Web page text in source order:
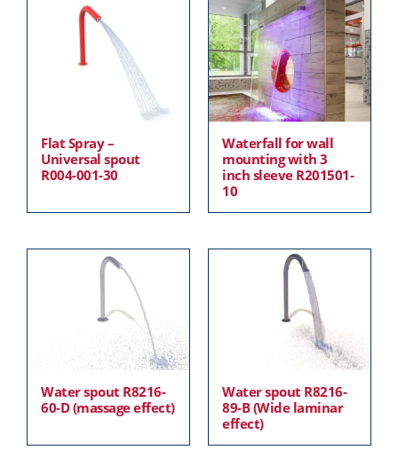
Flat Spray –
Universal spout
R004-001-30
Waterfall for wall
mounting with 3
inch sleeve R201501-
10
Water spout R8216-
60-D (massage effect)
Water spout R8216-
89-B (Wide laminar
effect)